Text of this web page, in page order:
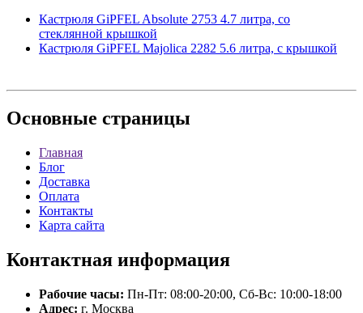
Кастрюля GiPFEL Absolute 2753 4.7 литра, со
стеклянной крышкой
Кастрюля GiPFEL Majolica 2282 5.6 литра, с крышкой
Основные страницы
Главная
Блог
Доставка
Оплата
Контакты
Карта сайта
Контактная информация
Рабочие часы: Пн-Пт: 08:00-20:00, Сб-Вс: 10:00-18:00
Адрес: г. Москва